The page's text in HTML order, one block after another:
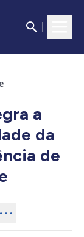
a
da
de